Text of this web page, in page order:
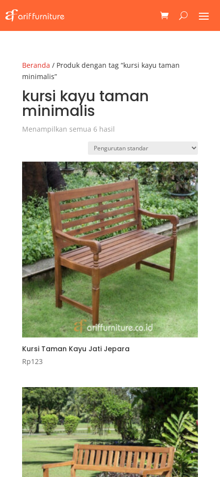
Beranda / Produk dengan tag “kursi kayu taman
minimalis”
kursi kayu taman
minimalis
Menampilkan semua 6 hasil
Kursi Taman Kayu Jati Jepara
Rp123